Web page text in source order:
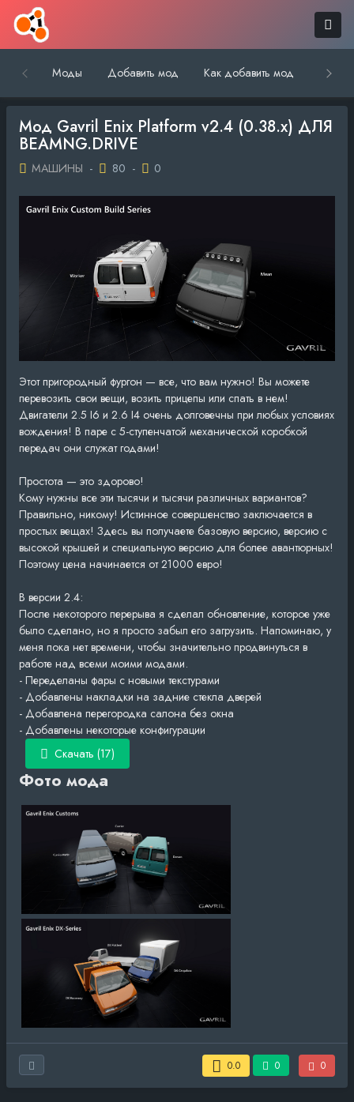
Моды Добавить мод Как добавить мод
Мод Gavril Enix Platform v2.4 (0.38.x) ДЛЯ
BEAMNG.DRIVE
МАШИНЫ - 80 - 0
Этот пригородный фургон — все, что вам нужно! Вы можете
перевозить свои вещи, возить прицепы или спать в нем!
Двигатели 2.5 I6 и 2.6 I4 очень долговечны при любых условиях
вождения! В паре с 5-ступенчатой ​​механической коробкой
передач они служат годами!
Простота — это здорово!
Кому нужны все эти тысячи и тысячи различных вариантов?
Правильно, никому! Истинное совершенство заключается в
простых вещах! Здесь вы получаете базовую версию, версию с
высокой крышей и специальную версию для более авантюрных!
Поэтому цена начинается от 21000 евро!
В версии 2.4:
После некоторого перерыва я сделал обновление, которое уже
было сделано, но я просто забыл его загрузить. Напоминаю, у
меня пока нет времени, чтобы значительно продвинуться в
работе над всеми моими модами.
- Переделаны фары с новыми текстурами
- Добавлены накладки на задние стекла дверей
- Добавлена ​​перегородка салона без окна
- Добавлены некоторые конфигурации
Скачать (17)
Фото мода
0.0 0 0